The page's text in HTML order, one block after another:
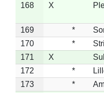
168
X
169 *
170
*
171
X
172
*
173
*